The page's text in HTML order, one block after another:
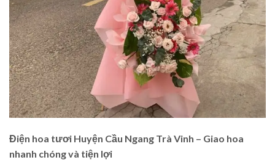
Điện hoa tươi Huyện Cầu Ngang Trà Vinh – Giao hoa
nhanh chóng và tiện lợi